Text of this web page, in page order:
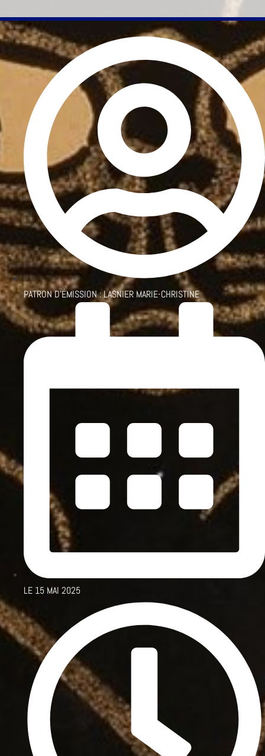
PATRON D'ÉMISSION :LASNIER MARIE-CHRISTINE
LE 15 MAI 2025